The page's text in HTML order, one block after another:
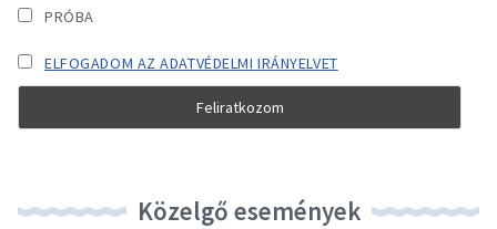
PRÓBA
ELFOGADOM AZ ADATVÉDELMI IRÁNYELVET
Közelgő események